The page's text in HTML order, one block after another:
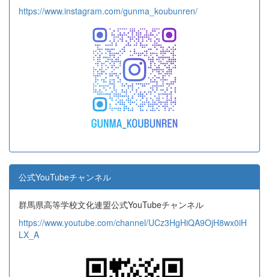
https://www.instagram.com/gunma_koubunren/
公式YouTubeチャンネル
群馬県高等学校文化連盟公式YouTubeチャンネル
https://www.youtube.com/channel/UCz3HgHiQA9OjH8wx0iH
LX_A